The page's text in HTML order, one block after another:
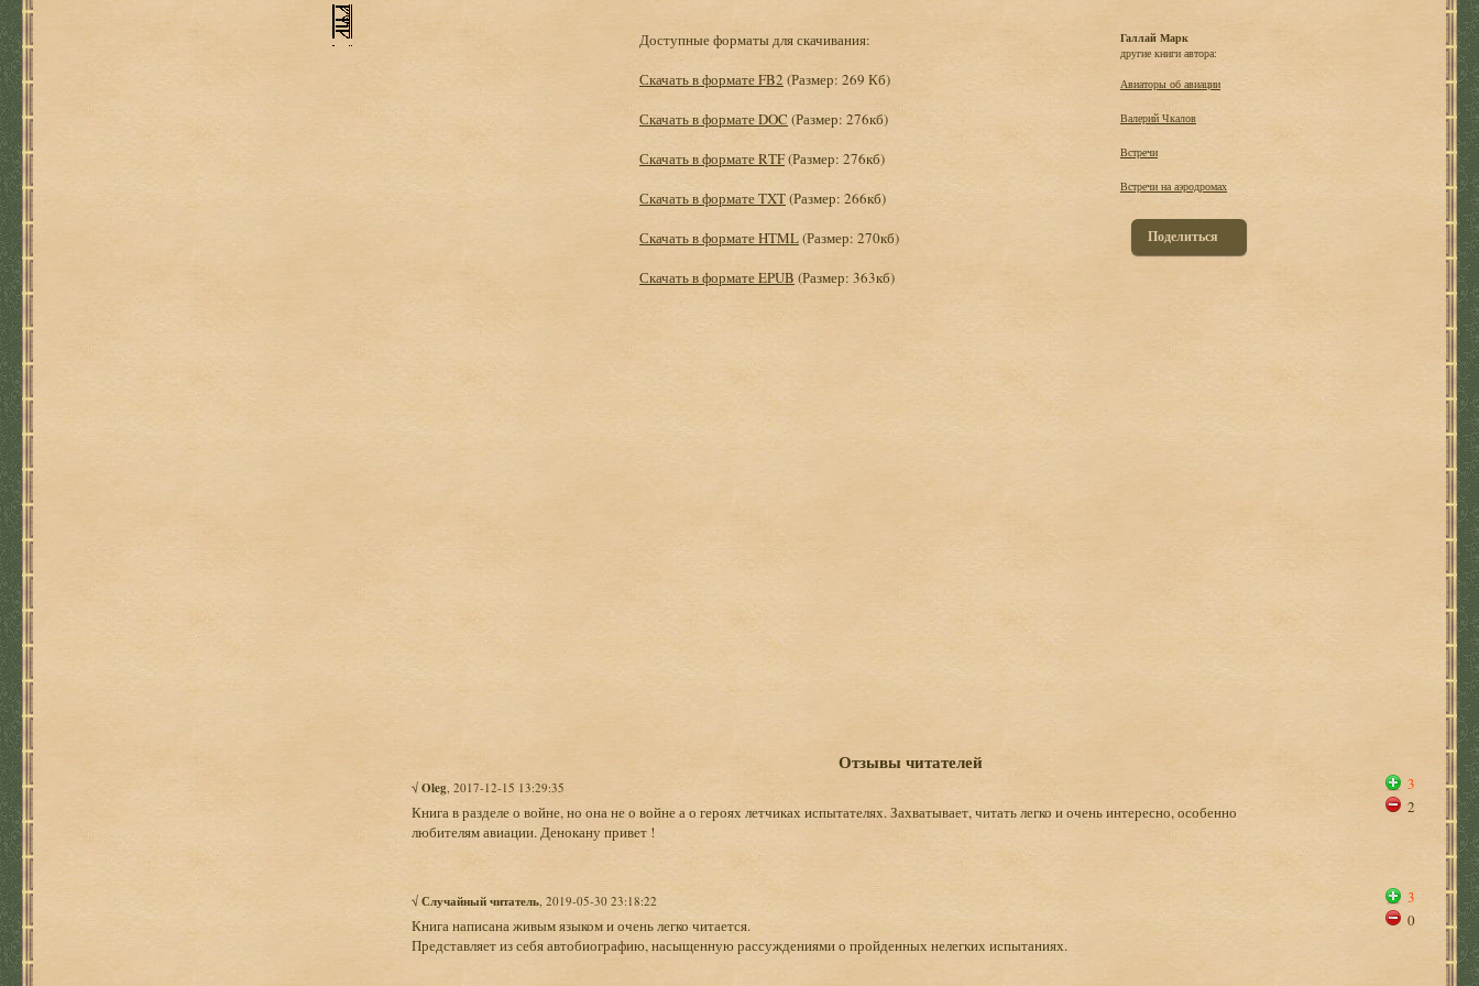
Доступные форматы для скачивания:
Скачать в формате FB2 (Размер: 269 Кб)
Скачать в формате DOC (Размер: 276кб)
Скачать в формате RTF(Размер: 276кб)
Скачать в формате TXT(Размер: 266кб)
Скачать в формате HTML(Размер: 270кб)
Скачать в формате EPUB (Размер: 363кб)
Галлай Марк
другие книги автора:
Авиаторы об авиации
Валерий Чкалов
Встречи
Встречи на аэродромах
Поделиться
Отзывы читателей
√ Oleg, 2017-12-15 13:29:35
Книга в разделе о войне, но она не о войне а о героях летчиках испытателях. Захватывает, читать легко и очень интересно, особенно
любителям авиации. Денокану привет !
3
2
√ Случайный читатель, 2019-05-30 23:18:22
Книга написана живым языком и очень легко читается.
Представляет из себя автобиографию, насыщенную рассуждениями о пройденных нелегких испытаниях.
3
0